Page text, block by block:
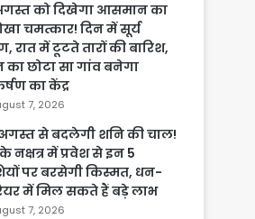
को दिखेगा आसमान का
चमत्कार! दिन में सूर्य
रात में टूटते तारों की बारिश,
का छोटा सा गांव बनेगा
का केंद्र
7, 2026
से बदलेगी शनि की चाल!
नक्षत्र में प्रवेश से इन 5
पर बरसेगी किस्मत, धन-
में मिल सकते हैं बड़े लाभ
7, 2026